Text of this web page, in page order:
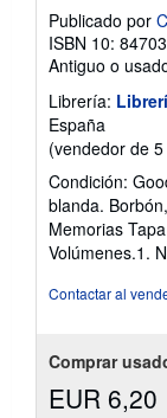
Publicado por
ISBN 10:
Antiguo o
Librería:
España
(vendedor de
Condición:
blanda.
Memorias
Volúmenes.1.
Contactar al
Comprar
EUR 6,20